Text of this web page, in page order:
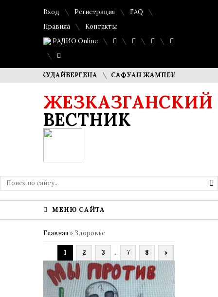
Вход Регистрация
FAQ
Правила
Контакты
РАДИО Online
КУДАЙБЕРГЕНА САФУАН ЖАМПЕИСОВ: «МЫ ХОТИМ
ЖЕЗКАЗГАНСКИЙ
ВЕСТНИК
МЕНЮ САЙТА
Главная » Здоровье
1 2 3 ... 7 8 »